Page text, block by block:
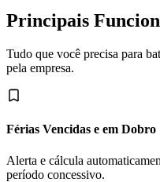
Principais
Tudo que você precisa para
pela empresa.
Férias Vencidas e em Dobro
Alerta e cálcula
período concessivo.